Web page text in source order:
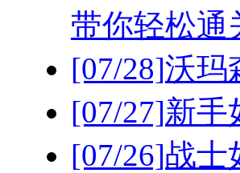
带你轻松通
[07/28]沃玛
[07/27]新手
[07/26]战士